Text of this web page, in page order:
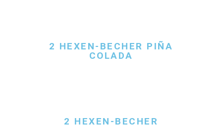
2 HEXEN-BECHER PIÑA
COLADA
2 HEXEN-BECHER